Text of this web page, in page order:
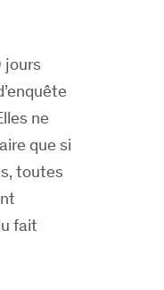
jours
ne
que si
toutes
fait